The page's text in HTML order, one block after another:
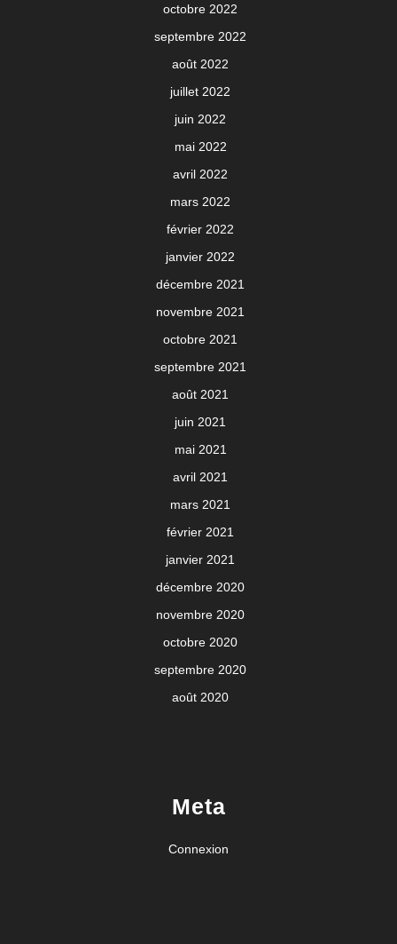
octobre 2022
septembre 2022
août 2022
juillet 2022
juin 2022
mai 2022
avril 2022
mars 2022
février 2022
janvier 2022
décembre 2021
novembre 2021
octobre 2021
septembre 2021
août 2021
juin 2021
mai 2021
avril 2021
mars 2021
février 2021
janvier 2021
décembre 2020
novembre 2020
octobre 2020
septembre 2020
août 2020
Meta
Connexion